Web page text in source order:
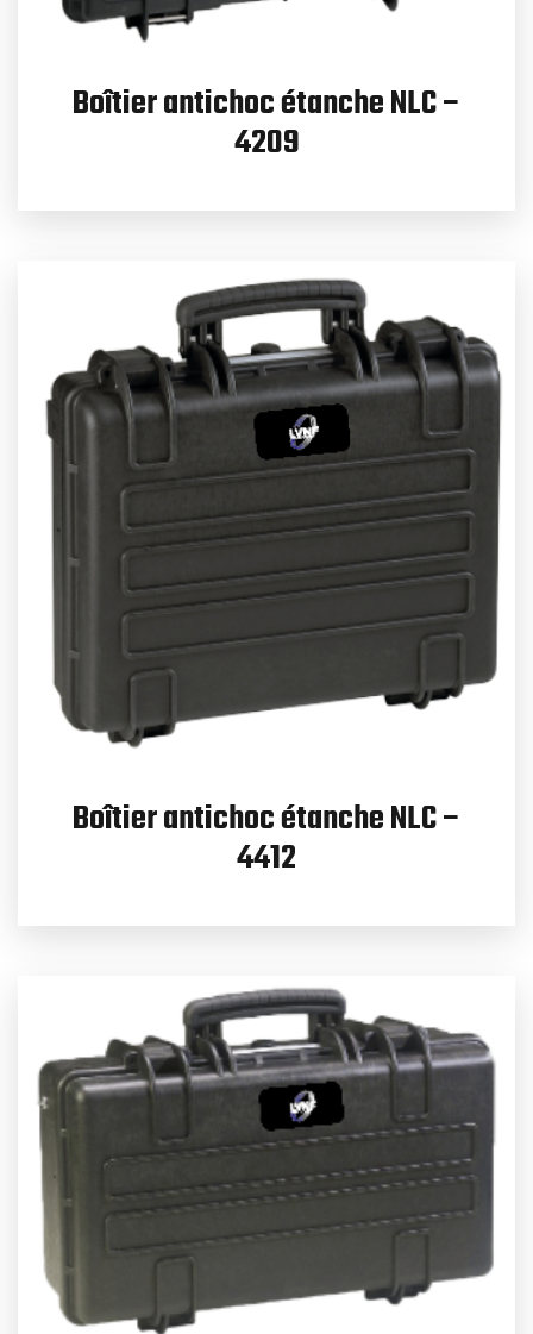
Boîtier antichoc étanche NLC –
4209
Boîtier antichoc étanche NLC –
4412